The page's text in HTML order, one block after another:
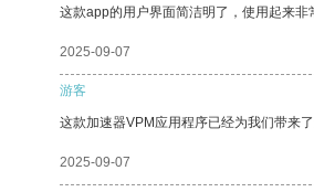
这款app的用户界面简洁明了，使用起来非
2025-09-07
游客
这款加速器VPM应用程序已经为我们带来
2025-09-07